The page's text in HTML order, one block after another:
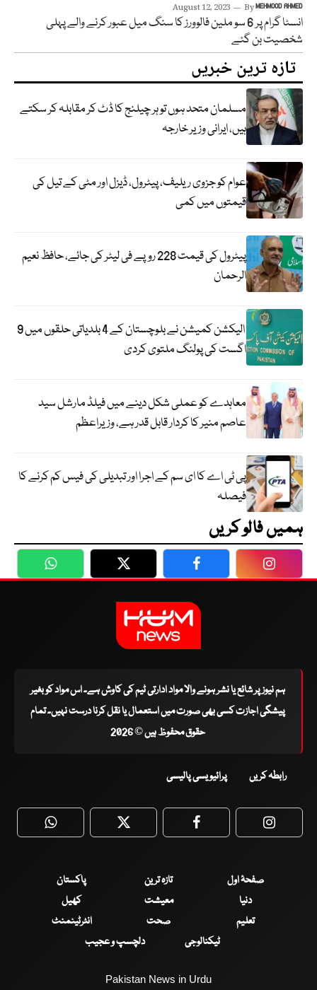
August 12, 2023 ByMEHMOOD AHMED
انسٹا گرام پر 6 سو ملین فالوورز کا سنگ میل عبور کرنے والے پہلی
شخصیت بن گئے
تازہ ترین خبریں
مسلمان متحد ہوں تو ہر چیلنج کا ڈٹ کر مقابلہ کر سکتے
ہیں، ایرانی وزیر خارجہ
عوام کو جزوی ریلیف، پیٹرول، ڈیزل اور مٹی کے تیل کی
قیمتوں میں کمی
پیٹرول کی قیمت 228 روپے فی لیٹر کی جائے، حافظ نعیم
الرحمان
الیکشن کمیشن نے بلوچستان کے 4 بلدیاتی حلقوں میں 9
اگست کی پولنگ ملتوی کردی
معاہدے کو عملی شکل دینے میں فیلڈ مارشل سید
عاصم منیر کا کردار قابل قدر ہے، وزیراعظم
پی ٹی اے کا ای سم کے اجرا اور تبدیلی کی فیس کم کرنے کا
فیصلہ
ہمیں فالو کریں
WhatsApp Twitter Facebook
ہم نیوز پر شائع یا نشر ہونے والا مواد ادارتی ٹیم کی کاوش ہے۔ اس مواد کو بغیر
پیشگی اجازت کسی بھی صورت میں استعمال یا نقل کرنا درست نہیں۔ تمام
حقوق محفوظ ہیں © 2026
رابطہ کریں پرائیویسی پالیسی
WhatsApp Twitter Facebook
صفحۂ اول تازہ ترین
پاکستان
دنیا
معیشت
کھیل
تعلیم
صحت
انٹرٹینمنٹ
ٹیکنالوجی
دلچسپ و عجیب
Pakistan News in Urdu